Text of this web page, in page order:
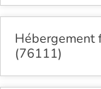
Hébergement
(76111)